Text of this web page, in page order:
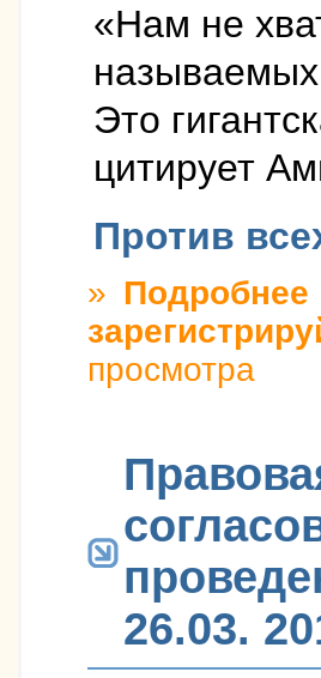
«Нам не
называемых
Это
цитирует
Против
» Подробнее
просмотра
26.03.